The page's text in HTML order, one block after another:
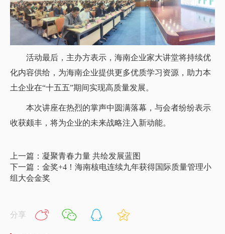
活动最后，主办方表示，海南企业家大讲堂将持续优
化内容供给，为海南企业提供更多优质学习资源，助力本
土企业在“十五五”期间实现高质量发展。
本次讲座在热烈的掌声中圆满落幕，与会者纷纷表示
收获颇丰，将为企业的未来战略注入新动能。
上一篇：凝聚青春力量 共绘发展蓝图
下一篇：金奖+4！海南核电连续九年获得国际质量管理小
组大会金奖
分享